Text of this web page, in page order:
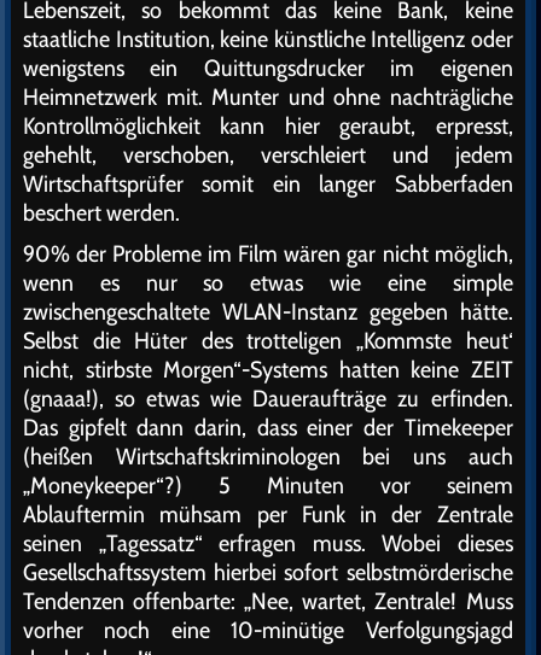
Lebenszeit, so bekommt das keine Bank, keine
staatliche Institution, keine künstliche Intelligenz oder
wenigstens ein Quittungsdrucker im eigenen
Heimnetzwerk mit. Munter und ohne nachträgliche
Kontrollmöglichkeit kann hier geraubt, erpresst,
gehehlt, verschoben, verschleiert und jedem
Wirtschaftsprüfer somit ein langer Sabberfaden
beschert werden.
90% der Probleme im Film wären gar nicht möglich,
wenn es nur so etwas wie eine simple
zwischengeschaltete WLAN-Instanz gegeben hätte.
Selbst die Hüter des trotteligen „Kommste heut‘
nicht, stirbste Morgen“-Systems hatten keine ZEIT
(gnaaa!), so etwas wie Daueraufträge zu erfinden.
Das gipfelt dann darin, dass einer der Timekeeper
(heißen Wirtschaftskriminologen bei uns auch
„Moneykeeper“?) 5 Minuten vor seinem
Ablauftermin mühsam per Funk in der Zentrale
seinen „Tagessatz“ erfragen muss. Wobei dieses
Gesellschaftssystem hierbei sofort selbstmörderische
Tendenzen offenbarte: „Nee, wartet, Zentrale! Muss
vorher noch eine 10-minütige Verfolgungsjagd